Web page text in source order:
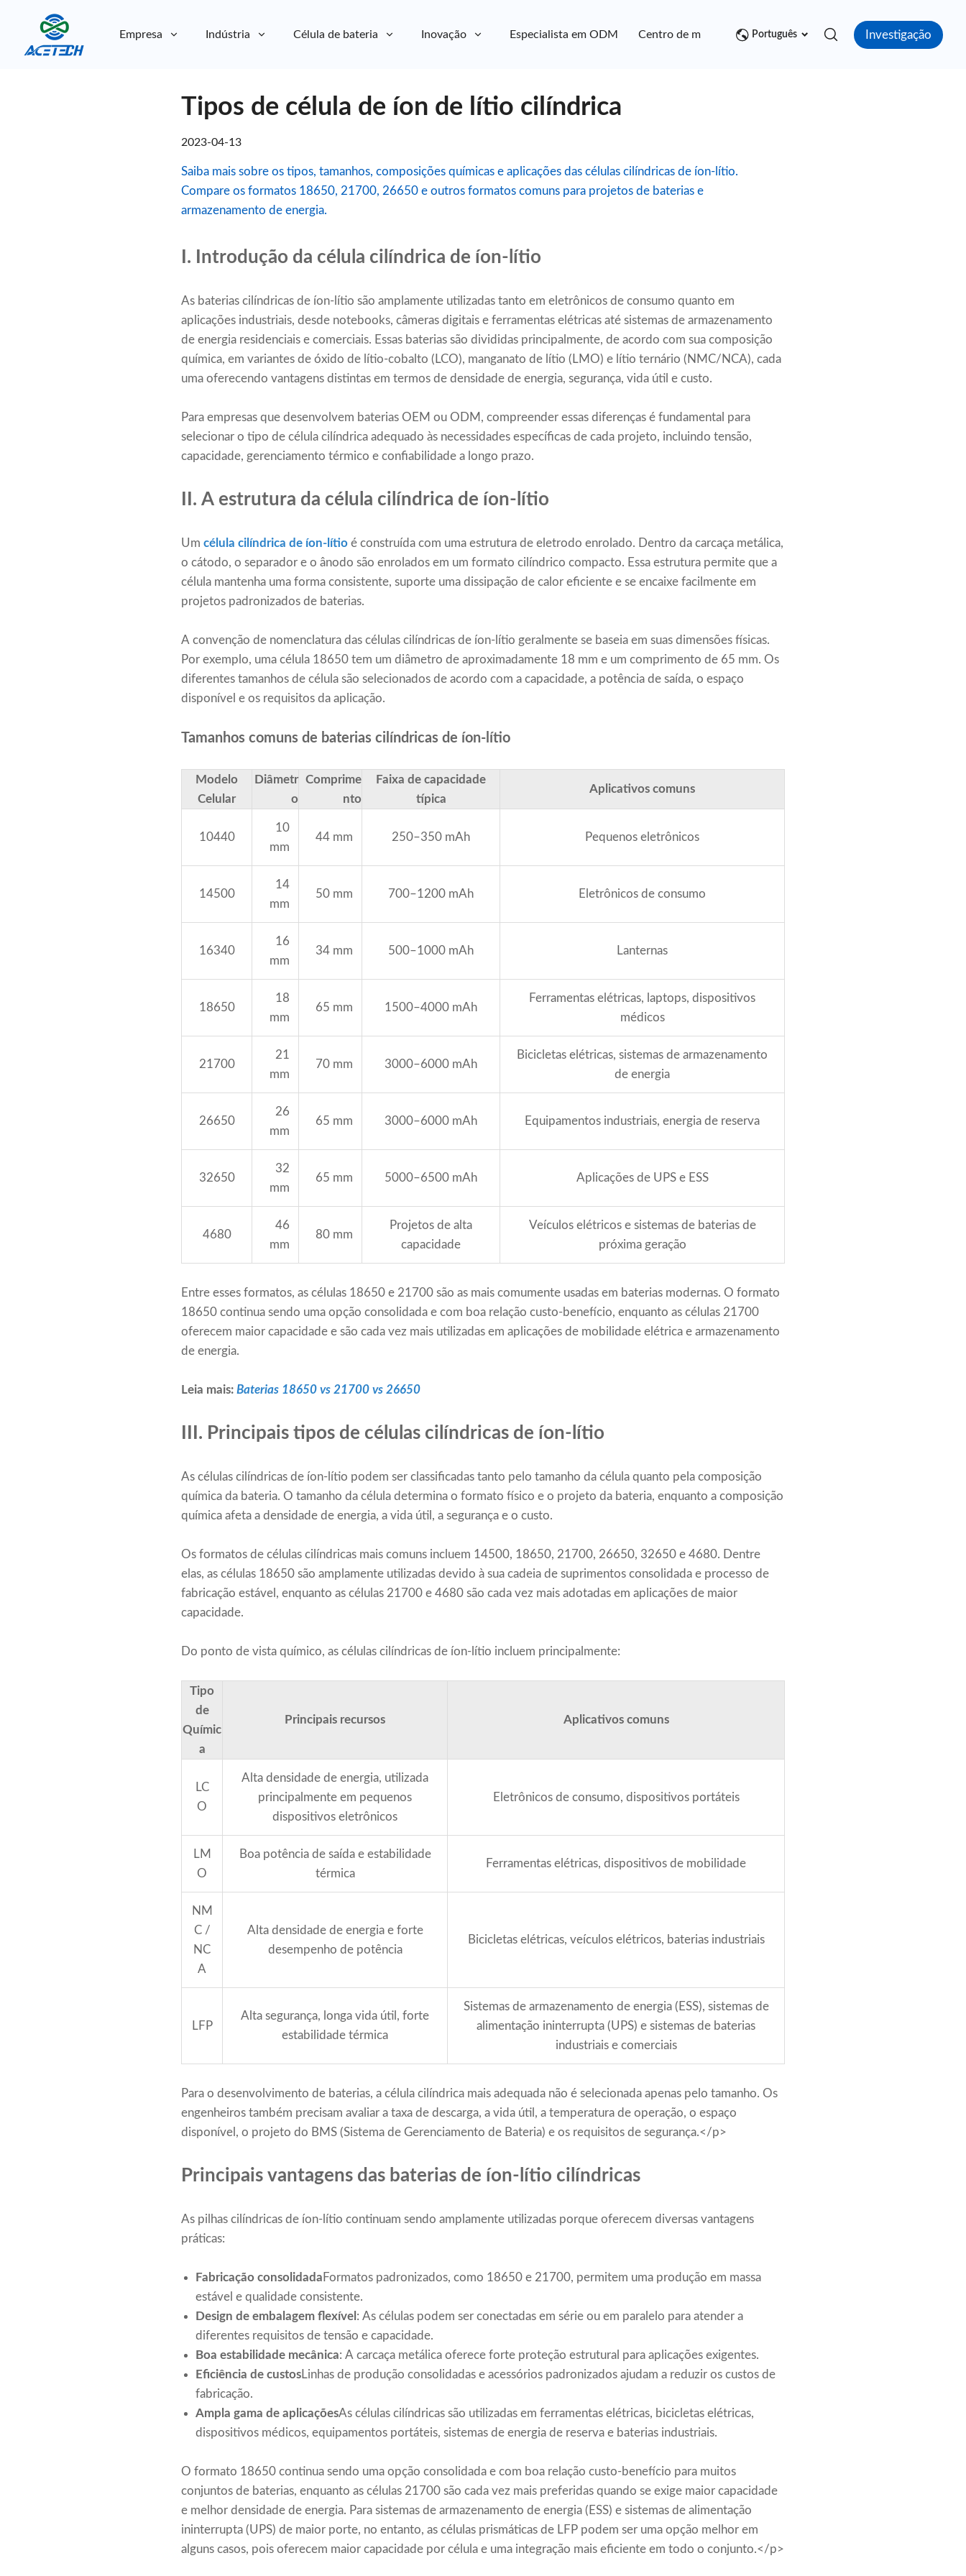
Empresa Indústria Célula de bateria Inovação Especialista em ODM Centro de mídia Contato
Português Investigação
Tipos de célula de íon de lítio cilíndrica
2023-04-13
Saiba mais sobre os tipos, tamanhos, composições químicas e aplicações das células cilíndricas de íon-lítio.
Compare os formatos 18650, 21700, 26650 e outros formatos comuns para projetos de baterias e
armazenamento de energia.
I. Introdução da célula cilíndrica de íon-lítio
As baterias cilíndricas de íon-lítio são amplamente utilizadas tanto em eletrônicos de consumo quanto em
aplicações industriais, desde notebooks, câmeras digitais e ferramentas elétricas até sistemas de armazenamento
de energia residenciais e comerciais. Essas baterias são divididas principalmente, de acordo com sua composição
química, em variantes de óxido de lítio-cobalto (LCO), manganato de lítio (LMO) e lítio ternário (NMC/NCA), cada
uma oferecendo vantagens distintas em termos de densidade de energia, segurança, vida útil e custo.
Para empresas que desenvolvem baterias OEM ou ODM, compreender essas diferenças é fundamental para
selecionar o tipo de célula cilíndrica adequado às necessidades específicas de cada projeto, incluindo tensão,
capacidade, gerenciamento térmico e confiabilidade a longo prazo.
II. A estrutura da célula cilíndrica de íon-lítio
Um célula cilíndrica de íon-lítio é construída com uma estrutura de eletrodo enrolado. Dentro da carcaça metálica,
o cátodo, o separador e o ânodo são enrolados em um formato cilíndrico compacto. Essa estrutura permite que a
célula mantenha uma forma consistente, suporte uma dissipação de calor eficiente e se encaixe facilmente em
projetos padronizados de baterias.
A convenção de nomenclatura das células cilíndricas de íon-lítio geralmente se baseia em suas dimensões físicas.
Por exemplo, uma célula 18650 tem um diâmetro de aproximadamente 18 mm e um comprimento de 65 mm. Os
diferentes tamanhos de célula são selecionados de acordo com a capacidade, a potência de saída, o espaço
disponível e os requisitos da aplicação.
Tamanhos comuns de baterias cilíndricas de íon-lítio
Modelo
Celular
Diâmetr
o
Comprime
nto
Faixa de capacidade
típica
Aplicativos comuns
10440
10
mm
44 mm 250–350 mAh Pequenos eletrônicos
14500
14
mm
50 mm 700–1200 mAh Eletrônicos de consumo
16340
16
mm
34 mm 500–1000 mAh Lanternas
18650
18
mm
65 mm 1500–4000 mAh
Ferramentas elétricas, laptops, dispositivos
médicos
21700
21
mm
70 mm 3000–6000 mAh
Bicicletas elétricas, sistemas de armazenamento
de energia
26650
26
mm
65 mm 3000–6000 mAh Equipamentos industriais, energia de reserva
32650
32
mm
65 mm 5000–6500 mAh Aplicações de UPS e ESS
4680
46
mm
80 mm
Projetos de alta
capacidade
Veículos elétricos e sistemas de baterias de
próxima geração
Entre esses formatos, as células 18650 e 21700 são as mais comumente usadas em baterias modernas. O formato
18650 continua sendo uma opção consolidada e com boa relação custo-benefício, enquanto as células 21700
oferecem maior capacidade e são cada vez mais utilizadas em aplicações de mobilidade elétrica e armazenamento
de energia.
Leia mais: Baterias 18650 vs 21700 vs 26650
III. Principais tipos de células cilíndricas de íon-lítio
As células cilíndricas de íon-lítio podem ser classificadas tanto pelo tamanho da célula quanto pela composição
química da bateria. O tamanho da célula determina o formato físico e o projeto da bateria, enquanto a composição
química afeta a densidade de energia, a vida útil, a segurança e o custo.
Os formatos de células cilíndricas mais comuns incluem 14500, 18650, 21700, 26650, 32650 e 4680. Dentre
elas, as células 18650 são amplamente utilizadas devido à sua cadeia de suprimentos consolidada e processo de
fabricação estável, enquanto as células 21700 e 4680 são cada vez mais adotadas em aplicações de maior
capacidade.
Do ponto de vista químico, as células cilíndricas de íon-lítio incluem principalmente:
Tipo
de
Químic
a
Principais recursos Aplicativos comuns
LC
O
Alta densidade de energia, utilizada
principalmente em pequenos
dispositivos eletrônicos
Eletrônicos de consumo, dispositivos portáteis
LM
O
Boa potência de saída e estabilidade
térmica
Ferramentas elétricas, dispositivos de mobilidade
NM
C /
NC
A
Alta densidade de energia e forte
desempenho de potência
Bicicletas elétricas, veículos elétricos, baterias industriais
LFP
Alta segurança, longa vida útil, forte
estabilidade térmica
Sistemas de armazenamento de energia (ESS), sistemas de
alimentação ininterrupta (UPS) e sistemas de baterias
industriais e comerciais
Para o desenvolvimento de baterias, a célula cilíndrica mais adequada não é selecionada apenas pelo tamanho. Os
engenheiros também precisam avaliar a taxa de descarga, a vida útil, a temperatura de operação, o espaço
disponível, o projeto do BMS (Sistema de Gerenciamento de Bateria) e os requisitos de segurança.</p>
Principais vantagens das baterias de íon-lítio cilíndricas
As pilhas cilíndricas de íon-lítio continuam sendo amplamente utilizadas porque oferecem diversas vantagens
práticas:
Fabricação consolidada Formatos padronizados, como 18650 e 21700, permitem uma produção em massa
estável e qualidade consistente.
Design de embalagem flexível : As células podem ser conectadas em série ou em paralelo para atender a
diferentes requisitos de tensão e capacidade.
Boa estabilidade mecânica: A carcaça metálica oferece forte proteção estrutural para aplicações exigentes.
Eficiência de custosLinhas de produção consolidadas e acessórios padronizados ajudam a reduzir os custos de
fabricação.
Ampla gama de aplicaçõesAs células cilíndricas são utilizadas em ferramentas elétricas, bicicletas elétricas,
dispositivos médicos, equipamentos portáteis, sistemas de energia de reserva e baterias industriais.
O formato 18650 continua sendo uma opção consolidada e com boa relação custo-benefício para muitos
conjuntos de baterias, enquanto as células 21700 são cada vez mais preferidas quando se exige maior capacidade
e melhor densidade de energia. Para sistemas de armazenamento de energia (ESS) e sistemas de alimentação
ininterrupta (UPS) de maior porte, no entanto, as células prismáticas de LFP podem ser uma opção melhor em
alguns casos, pois oferecem maior capacidade por célula e uma integração mais eficiente em todo o conjunto.</p>